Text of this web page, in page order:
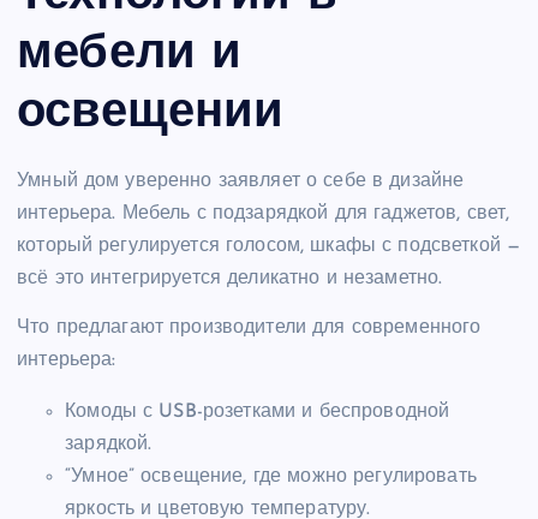
мебели и
освещении
Умный дом уверенно заявляет о себе в дизайне
интерьера. Мебель с подзарядкой для гаджетов, свет,
который регулируется голосом, шкафы с подсветкой —
всё это интегрируется деликатно и незаметно.
Что предлагают производители для современного
интерьера:
Комоды с USB-розетками и беспроводной
зарядкой.
“Умное” освещение, где можно регулировать
яркость и цветовую температуру.